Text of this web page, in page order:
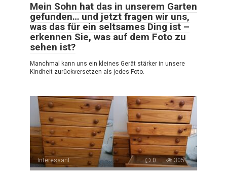
Mein Sohn hat das in unserem Garten
gefunden… und jetzt fragen wir uns,
was das für ein seltsames Ding ist –
erkennen Sie, was auf dem Foto zu
sehen ist?
Manchmal kann uns ein kleines Gerät stärker in unsere
Kindheit zurückversetzen als jedes Foto.
Interessant 0 305